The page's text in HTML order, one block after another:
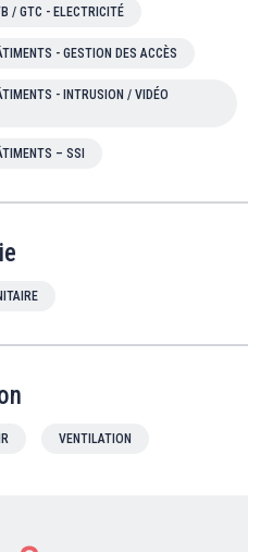
/ GTC - ELECTRICITÉ
- GESTION DES ACCÈS
- INTRUSION / VIDÉO
– SSI
VENTILATION